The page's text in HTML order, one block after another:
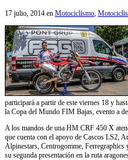
17 julio, 2014 en Motociclismo
participará a partir de este viernes 18 y
la Copa del Mundo FIM Bajas, evento a
A los mandos de una HM CRF 450 X
que cuenta con el apoyo de Cascos LS2,
Alpinestars, Centrogomme,
su segunda presentación en la ruta